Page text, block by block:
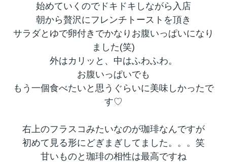
始めていくのでドキドキしながら入店
朝から贅沢にフレンチトーストを頂き
サラダとゆで卵付きでかなりお腹いっぱいになり
ました(笑)
外はカリッと、中はふわふわ。
お腹いっぱいでも
もう一個食べたいと思うぐらいに美味しかったで
す♡
右上のフラスコみたいなのが珈琲なんですが
初めて見る形にどぎまぎしてました。。。笑
甘いものと珈琲の相性は最高ですね